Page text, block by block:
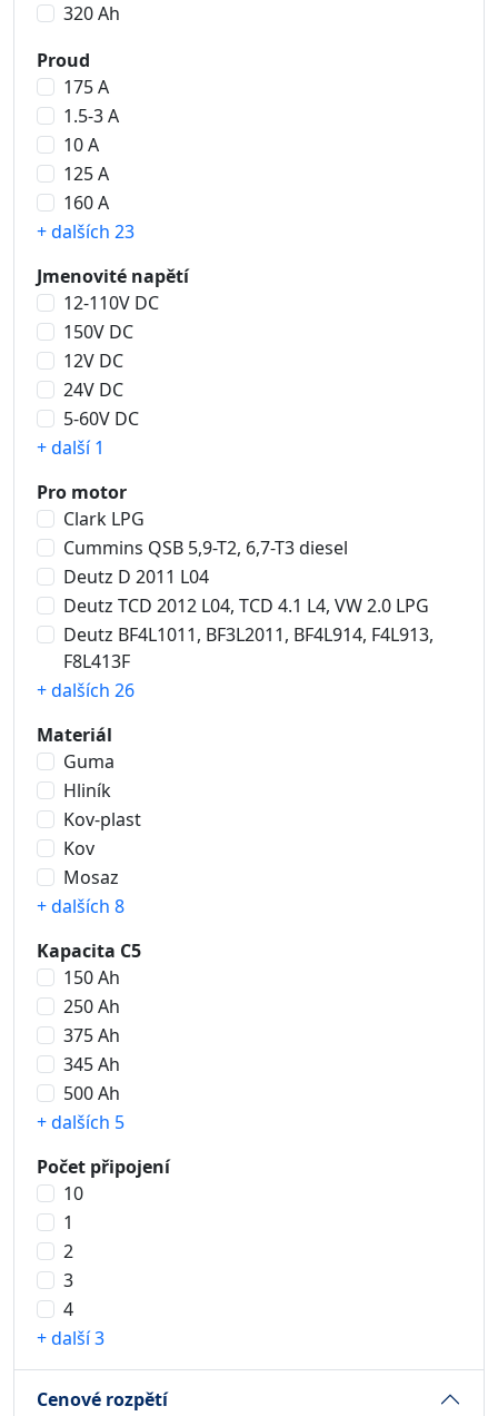
320 Ah
Proud
175 A
1.5-3 A
10 A
125 A
160 A
+ dalších 23
Jmenovité napětí
12-110V DC
150V DC
12V DC
24V DC
5-60V DC
+ další 1
Pro motor
Clark LPG
Cummins QSB 5,9-T2, 6,7-T3 diesel
Deutz D 2011 L04
Deutz TCD 2012 L04, TCD 4.1 L4, VW 2.0 LPG
Deutz BF4L1011, BF3L2011, BF4L914, F4L913,
F8L413F
+ dalších 26
Materiál
Guma
Hliník
Kov-plast
Kov
Mosaz
+ dalších 8
Kapacita C5
150 Ah
250 Ah
375 Ah
345 Ah
500 Ah
+ dalších 5
Počet připojení
10
1
2
3
4
+ další 3
Cenové rozpětí